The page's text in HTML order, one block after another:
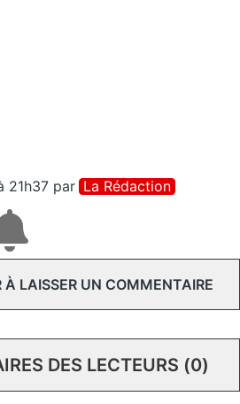
21h37 par La Rédaction
À LAISSER UN COMMENTAIRE
DES LECTEURS (0)